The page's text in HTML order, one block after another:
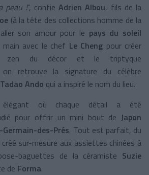
peau !”, confie Adrien Albou, fils de la
(à la tête des collections homme de la
son amour pour le pays du soleil
avec le chef Le Cheng pour créer
du décor et le triptyque
on retrouve la signature du célèbre
Tadao Ando qui a inspiré le nom du lieu.
où chaque détail a été
pour offrir un mini bout de Japon
des-Prés. Tout est parfait, du
sur-mesure aux assiettes chinées à
baguettes de la céramiste Suzie
de Forma.